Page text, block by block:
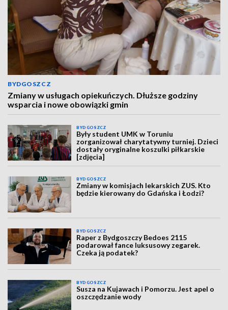
BYDGOSZCZ
Zmiany w usługach opiekuńczych. Dłuższe godziny
wsparcia i nowe obowiązki gmin
BYDGOSZCZ
Były student UMK w Toruniu
zorganizował charytatywny turniej. Dzieci
dostały oryginalne koszulki piłkarskie
[zdjęcia]
BYDGOSZCZ
Zmiany w komisjach lekarskich ZUS. Kto
będzie kierowany do Gdańska i Łodzi?
BYDGOSZCZ
Raper z Bydgoszczy Bedoes 2115
podarował fance luksusowy zegarek.
Czeka ją podatek?
BYDGOSZCZ
Susza na Kujawach i Pomorzu. Jest apel o
oszczędzanie wody